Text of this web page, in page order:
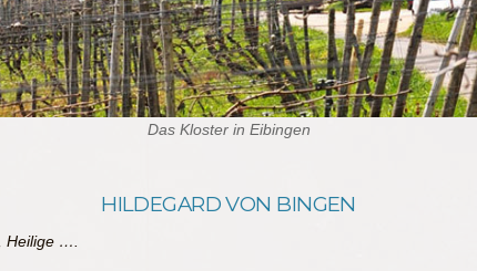
Das Kloster in Eibingen
HILDEGARD VON BINGEN
Heilige ….